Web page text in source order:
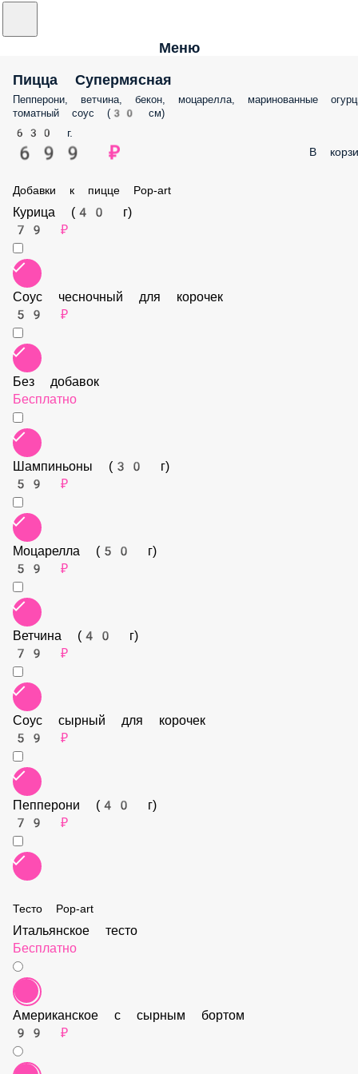
Меню
Пицца Супермясная
Пепперони, ветчина, бекон, моцарелла, маринованные огурцы,
томатный соус (30 см)
630 г.
699 ₽ В
Добавки к пицце Pop-art
Курица (40 г)
79 ₽
Соус чесночный для корочек
Бесплатно
Шампиньоны (30 г)
59 ₽
Моцарелла (50 г)
59 ₽
Ветчина (40 г)
79 ₽
Соус сырный для корочек
59 ₽
Пепперони (40 г)
79 ₽
Тесто Pop-art